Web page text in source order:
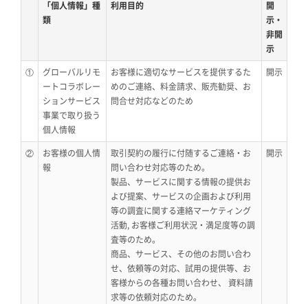
「個人情報」種
類
利用目的
開
示・
非開
示
①
グローバルリモ
ートコラボレー
ションサービス
事業で取り扱う
個人情報
お客様に適切なサービスを提供するた
めのご連絡、料金請求、販売勧奨、お
問合せ対応などのため
開示
②
お客様の個人情
報
取引契約の履行に付随するご連絡・お
問い合わせ対応等のため。
製品、サービスに関する情報の提供お
よび提案、サービスの企画および利用
等の調査に関する連絡マーケティング
活動, お客様ご利用状況・満足度等の調
査等のため。
商品、サービス、その他のお問い合わ
せ、依頼等の対応、試用の提供等、お
客様からの各種お問い合わせ、 資料請
求等の依頼対応のため。
開示